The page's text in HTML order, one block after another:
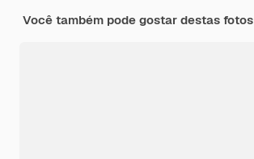
Você também pode gostar destas fotos